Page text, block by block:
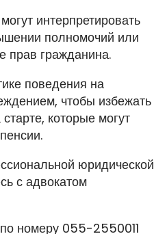
интерпретировать
полномочий или
прав гражданина.
поведения на
чтобы избежать
которые могут
юридической
с адвокатом
номеру 055-2550011